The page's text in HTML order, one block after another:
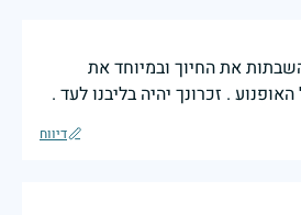
את החיוך ובמיוחד את
. זכרונך יהיה בליבנו לעד .
דיווח